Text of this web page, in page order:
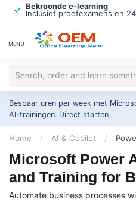
Bekroonde e-learning
Inclusief proefexamens en
MENU
Bespaar uren per week met
AI-trainingen. Direct starten
Home / AI & Copilot /
Microsoft Power
and Training for
Automate business processes